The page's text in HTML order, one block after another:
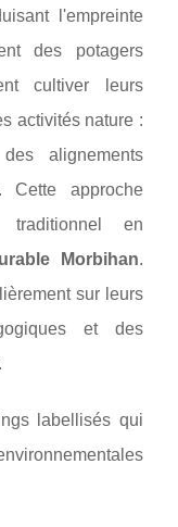
l'empreinte
des potagers
cultiver leurs
activités nature :
alignements
Cette approche
traditionnel en
Morbihan.
sur leurs
et des
labellisés qui